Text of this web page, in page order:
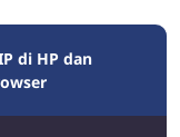
di HP dan